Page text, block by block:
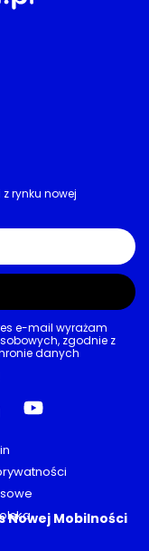
Nowej Mobilności
rynku nowej
e-mail wyrażam
zgodnie z
danych